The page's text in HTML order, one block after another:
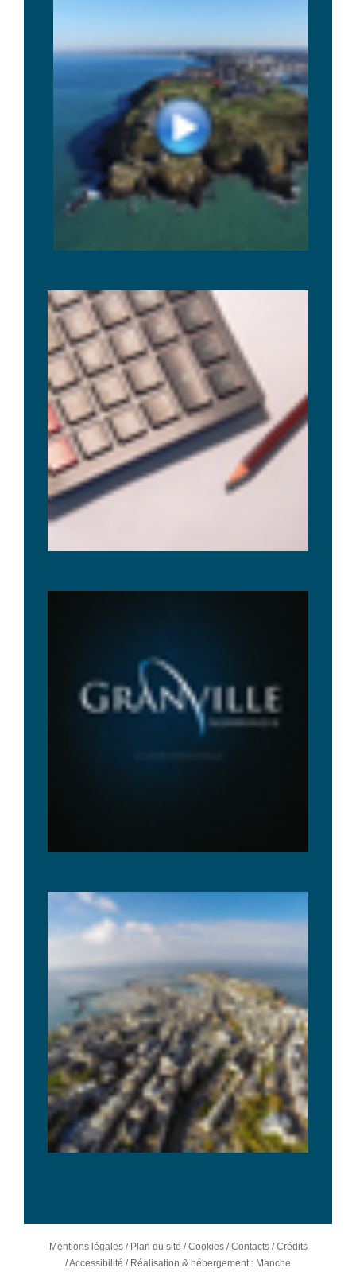
Mentions légales/ Plan du site /Cookies/Contacts/Crédits
/Accessibilité / Réalisation & hébergement : Manche